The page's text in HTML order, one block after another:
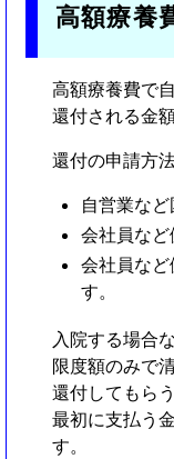
高額療養
高額療養費で
還付される金
還付の申請方
自営業な
会社員な
会社員な
す。
入院する場合
限度額のみで
還付してもらう
最初に支払う
す。